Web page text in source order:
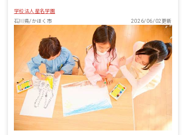
学校法人星名学園
石川県/かほく市
2026/06/02更新